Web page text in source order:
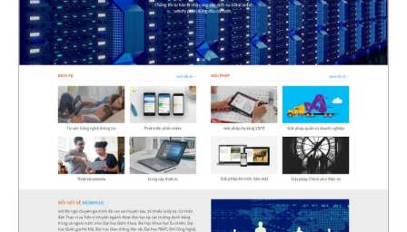
4387
CHI TIẾT